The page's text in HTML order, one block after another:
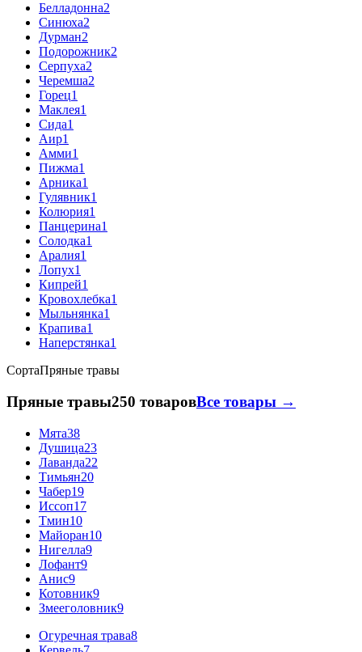
Белладонна2
Синюха2
Дурман2
Подорожник2
Серпуха2
Черемша2
Горец1
Маклея1
Сида1
Аир1
Амми1
Пижма1
Арника1
Гулявник1
Колюрия1
Панцерина1
Солодка1
Аралия1
Лопух1
Кипрей1
Кровохлебка1
Мыльнянка1
Крапива1
Наперстянка1
СортаПряные травы
Пряные травы250 товаровВсе товары →
Мята38
Душица23
Лаванда22
Тимьян20
Чабер19
Иссоп17
Тмин10
Майоран10
Нигелла9
Лофант9
Анис9
Котовник9
Змееголовник9
Огуречная трава8